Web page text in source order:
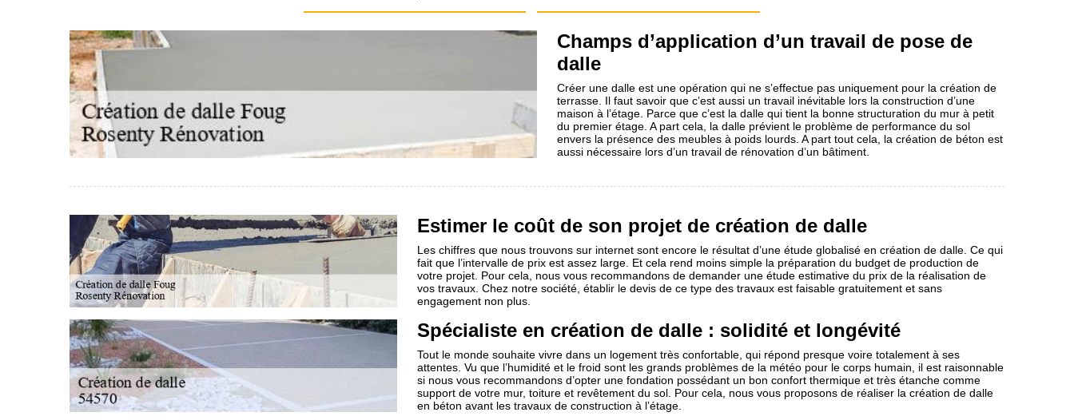
Champs d’application d’un travail de pose de
dalle
Créer une dalle est une opération qui ne s’effectue pas uniquement pour la création de
terrasse. Il faut savoir que c’est aussi un travail inévitable lors la construction d’une
maison à l’étage. Parce que c’est la dalle qui tient la bonne structuration du mur à petit
du premier étage. A part cela, la dalle prévient le problème de performance du sol
envers la présence des meubles à poids lourds. A part tout cela, la création de béton est
aussi nécessaire lors d’un travail de rénovation d’un bâtiment.
Estimer le coût de son projet de création de dalle
Les chiffres que nous trouvons sur internet sont encore le résultat d’une étude globalisé en création de dalle. Ce qui
fait que l’intervalle de prix est assez large. Et cela rend moins simple la préparation du budget de production de
votre projet. Pour cela, nous vous recommandons de demander une étude estimative du prix de la réalisation de
vos travaux. Chez notre société, établir le devis de ce type des travaux est faisable gratuitement et sans
engagement non plus.
Spécialiste en création de dalle : solidité et longévité
Tout le monde souhaite vivre dans un logement très confortable, qui répond presque voire totalement à ses
attentes. Vu que l’humidité et le froid sont les grands problèmes de la météo pour le corps humain, il est raisonnable
si nous vous recommandons d’opter une fondation possédant un bon confort thermique et très étanche comme
support de votre mur, toiture et revêtement du sol. Pour cela, nous vous proposons de réaliser la création de dalle
en béton avant les travaux de construction à l’étage.